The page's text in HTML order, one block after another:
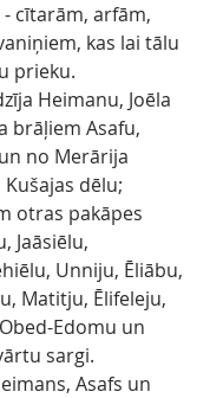
cītarām, arfām,
kas lai tālu
prieku.
Heimanu, Joēla
brāļiem Asafu,
no Merārija
dēlu;
otras pakāpes
Jaāsiēlu,
Unniju, Ēliābu,
Matitju, Ēlifeleju,
Edomu un
sargi.
Asafs un